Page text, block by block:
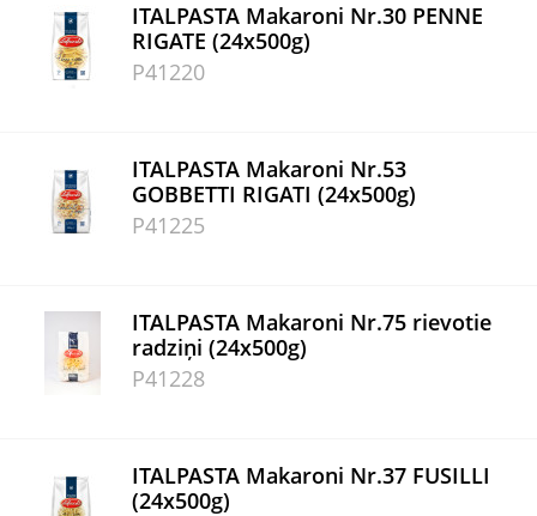
ITALPASTA Makaroni Nr.30 PENNE
RIGATE (24x500g)
P41220
ITALPASTA Makaroni Nr.53
GOBBETTI RIGATI (24x500g)
P41225
ITALPASTA Makaroni Nr.75 rievotie
radziņi (24x500g)
P41228
ITALPASTA Makaroni Nr.37 FUSILLI
(24x500g)